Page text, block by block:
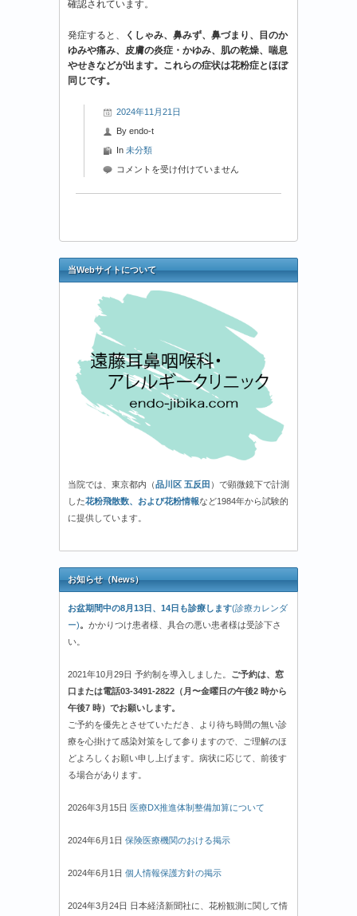
確認されています。
発症すると、
くしゃみ、鼻みず、鼻づまり、目のか
ゆみや痛み、皮膚の炎症・かゆみ、肌の乾燥、喘息
やせきなどが出ます。これらの症状は花粉症とほぼ
同じです。
2024年11月21日
By endo-t
In 未分類
2024
日-1
花
粉
報
コメントを受け付けていません
当Webサイトについて
当院では、東京都内（品川区 五反田 ）で顕微鏡下で計測
した花粉飛散数、および花粉情報など1984年から試験的
に提供しています。
お知らせ（News）
お盆期間中の8月13日、14日も診療します(診療カレンダ
ー)。 かかりつけ患者様、具合の悪い患者様は受診下さ
い。
2021年10月29日 予約制を導入しました。 ご予約は、窓
口または電話03-3491-2822（月〜金曜日の午後2 時から
午後7 時）でお願いします。
ご予約を優先とさせていただき、より待ち時間の無い診
療を心掛けて感染対策をして参りますので、ご理解のほ
どよろしくお願い申し上げます。病状に応じて、前後す
る場合があります。
2026年3月15日 医療DX推進体制整備加算について
2024年6月1日 保険医療機関のおける掲示
2024年6月1日 個人情報保護方針の掲示
2024年3月24日 日本経済新聞社に、花粉観測に関して情